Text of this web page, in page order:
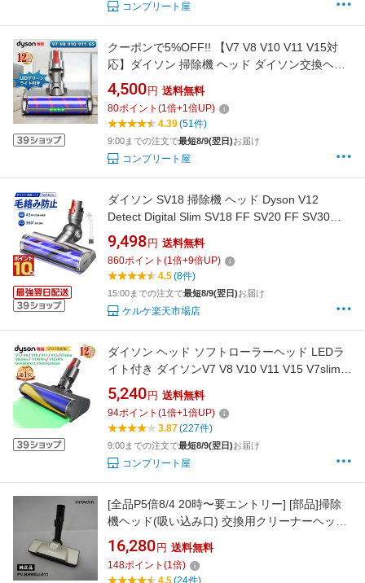
コンプリート屋
クーポンで5%OFF!! 【V7 V8 V10 V11 V15対
応】ダイソン 掃除機 ヘッド ダイソン交換ヘッ
ド 掃除機V7 V8 V10 V11 V15に対応 角度回転可
能 緑色 LED ライト ブラシ水洗い可 ソフトロー
ラークリーナーヘッド Dyson掃除機に適用 純正
品ではありません
4,500 円 送料無料
80ポイント (1倍+1倍UP)
4.39(51件)
9:00までの注文で最短8/9(翌日)お届け
コンプリート屋
ダイソン SV18 掃除機 ヘッド Dyson V12
Detect Digital Slim SV18 FF SV20 FF SV30
ABL SV46 ABL 毛が絡まない 交換ヘッド 互換
ヘッド 毛絡み防止 畳 絨毯 フローリング ソフト
ローラークリーナーヘッド 交換部品 モーター
ヘッド 付属清掃ブラシ付き 髪の毛が絡まない
9,498 円 送料無料
860ポイント (1倍+9倍UP)
4.5(8件)
15:00までの注文で最短8/9(翌日)お届け
ケルケ楽天市場店
ダイソン ヘッド ソフトローラーヘッド LEDラ
イト付き ダイソンV7 V8 V10 V11 V15 V7slim
V8slim V10slim V12slimシリーズとGen5detect
Gen5outsize対応 掃除機 ヘッド 別売り交換部
品 パーツ ダスト掃除 純正品ではありません
5,240 円 送料無料
94ポイント (1倍+1倍UP)
3.87(227件)
9:00までの注文で最短8/9(翌日)お届け
コンプリート屋
[全品P5倍8/4 20時〜要エントリー] [部品]掃除
機ヘッド(吸い込み口) 交換用クリーナーヘッド
D-DP28 (N) HITACHI 日立 PV-BH900J-011
16,280 円 送料無料
148ポイント (1倍)